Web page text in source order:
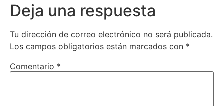
Deja una respuesta
Tu dirección de correo electrónico no será publicada.
Los campos obligatorios están marcados con *
Comentario *